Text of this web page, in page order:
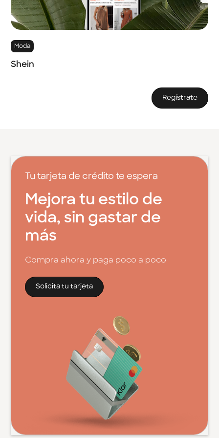
Moda
Shein
Regístrate
Tu tarjeta de crédito te espera
Mejora tu estilo de
vida, sin gastar de
más
Compra ahora y paga poco a poco
Solicita tu tarjeta